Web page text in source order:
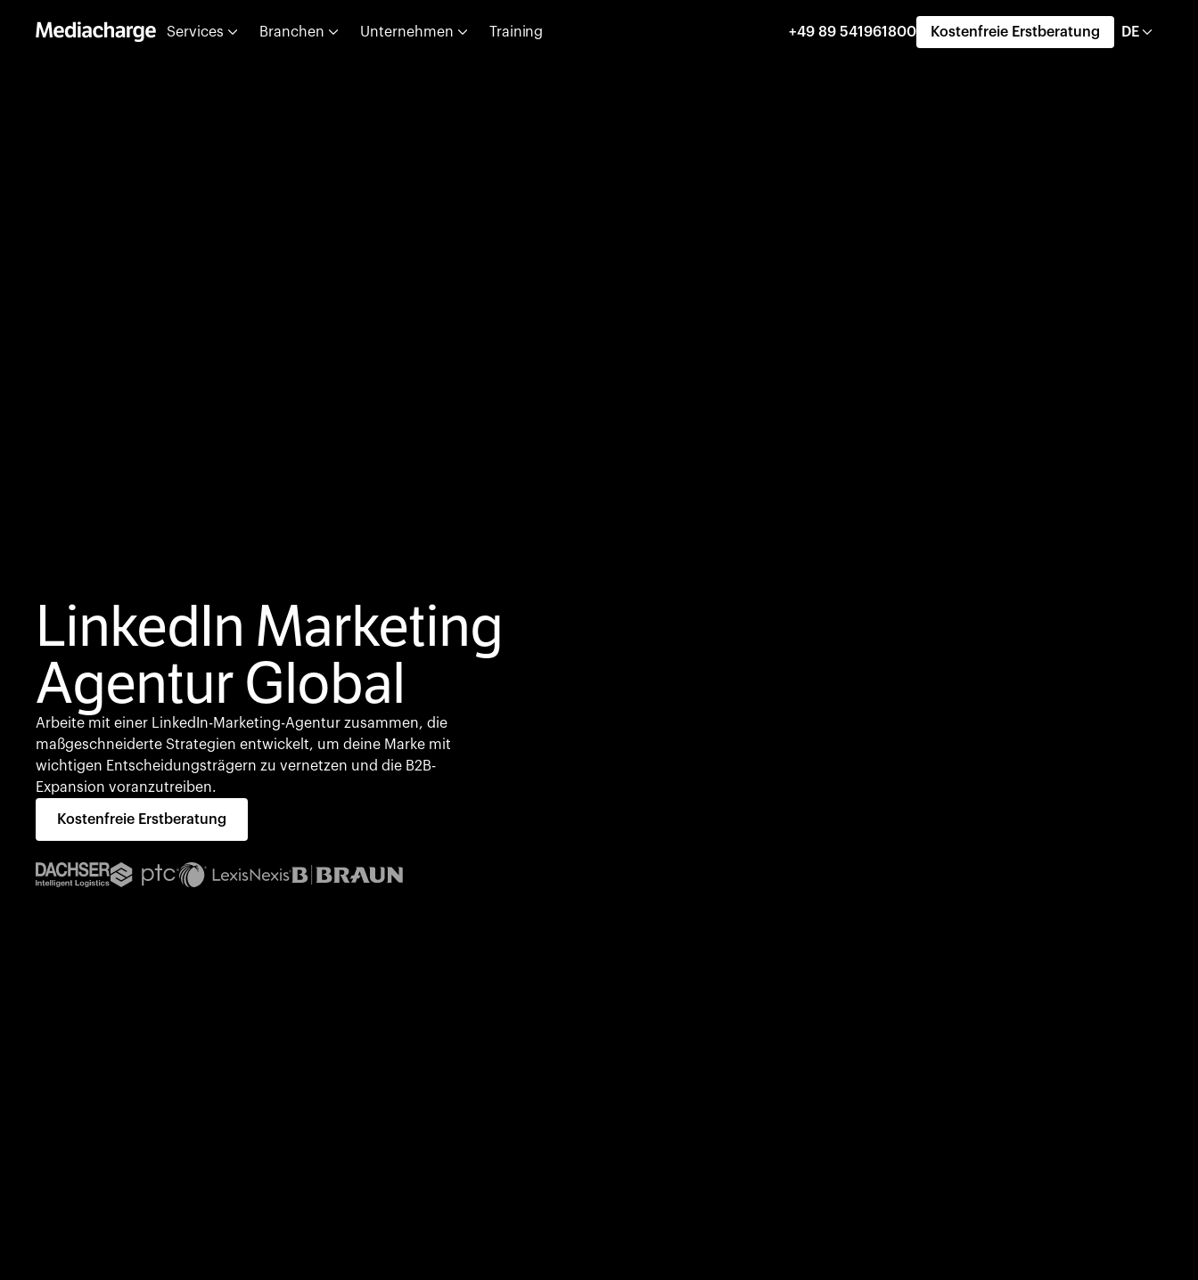
Services Branchen Unternehmen Training +49 89 541961800 Kostenfreie Erstberatung DE
LinkedIn Marketing
Agentur Global
Arbeite mit einer LinkedIn-Marketing-Agentur zusammen, die
maßgeschneiderte Strategien entwickelt, um deine Marke mit
wichtigen Entscheidungsträgern zu vernetzen und die B2B-
Expansion voranzutreiben.
Kostenfreie Erstberatung